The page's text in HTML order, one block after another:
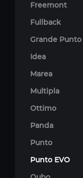
Freemont
Fullback
Grande Punto
Idea
Marea
Multipla
Ottimo
Panda
Punto
Punto EVO